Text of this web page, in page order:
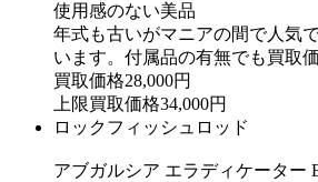
使用感のない美品
年式も古いがマニアの間で人気
います。付属品の有無でも買取
買取価格28,000円
上限買取価格34,000円
ロックフィッシュロッド
アブガルシア エラディケーター